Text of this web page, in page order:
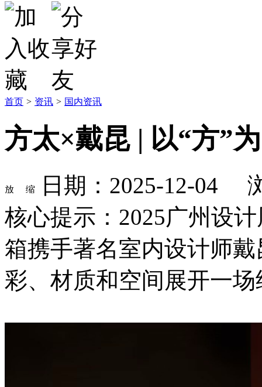
首页 > 资讯 > 国内资讯
方太×戴昆 | 以“方”
日期：2025-12-04
核心提示：2025广州设
箱携手著名室内设计师
彩、材质和空间展开一